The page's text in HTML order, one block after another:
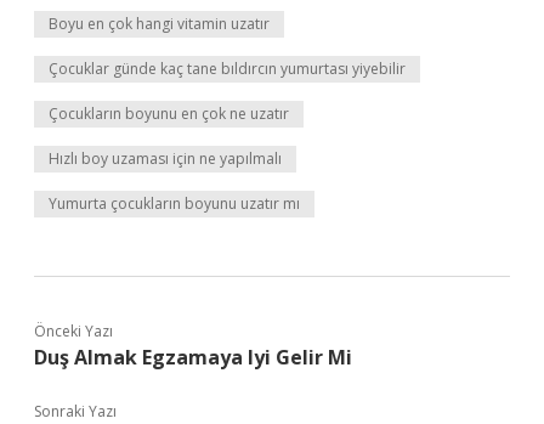
Boyu en çok hangi vitamin uzatır
Çocuklar günde kaç tane bıldırcın yumurtası yiyebilir
Çocukların boyunu en çok ne uzatır
Hızlı boy uzaması için ne yapılmalı
Yumurta çocukların boyunu uzatır mı
Önceki Yazı
Duş Almak Egzamaya Iyi Gelir Mi
Sonraki Yazı